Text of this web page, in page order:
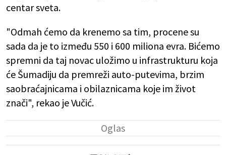
centar sveta.
"Odmah ćemo da krenemo sa tim, procene su
sada da je to između 550 i 600 miliona evra. Bićemo
spremni da taj novac uložimo u infrastrukturu koja
će Šumadiju da premreži auto-putevima, brzim
saobraćajnicama i obilaznicama koje im život
znači", rekao je Vučić.